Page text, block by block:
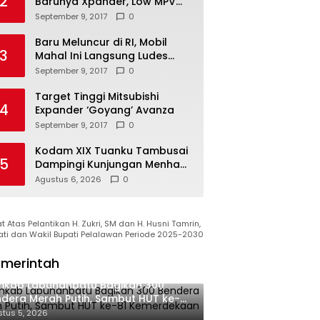
Pesaing Avanza cs
September 9, 2017 0
3
Baru Meluncur di RI, Mobil
Mahal Ini Langsung Ludes
Terjual
September 9, 2017 0
4
Target Tinggi Mitsubishi
Expander ‘Goyang’ Avanza
September 9, 2017 0
5
Kodam XIX Tuanku Tambusai
Dampingi Kunjungan Menhan
RI ke Yonif TP 952/Imam
Agustus 6, 2026 0
Atas Pelantikan H. Zukri, SM dan H. Husni Tamrin,
dan Wakil Bupati Pelalawan Periode 2025-2030
Labuhanbatu Bagikan 300
Merah Putih, Sambut HUT ke-81
RI
5, 2026